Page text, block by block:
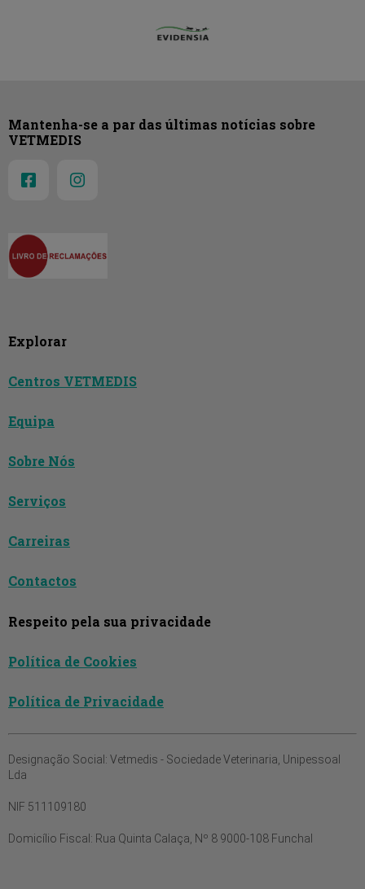
Explorar
Centros VETMEDIS
Equipa
Sobre Nós
Serviços
Carreiras
Contactos
Respeito pela sua privacidade
Política de Cookies
Política de Privacidade
Mantenha-se a par das últimas notícias sobre
VETMEDIS
Designação Social: Vetmedis - Sociedade Veterinaria, Unipessoal
Lda
NIF 511109180
Domicílio Fiscal: Rua Quinta Calaça, Nº 8 9000-108 Funchal